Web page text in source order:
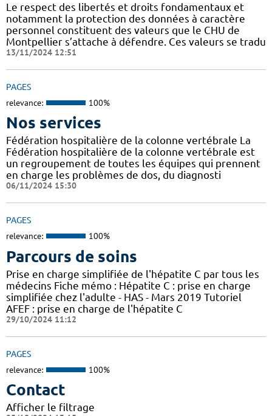
Le respect des libertés et droits fondamentaux et
notamment la protection des données à caractère
personnel constituent des valeurs que le CHU de
Montpellier s’attache à défendre. Ces valeurs se tradu
13/11/2024 12:51
PAGES
relevance: 100%
Nos services
Fédération hospitalière de la colonne vertébrale La
Fédération hospitalière de la colonne vertébrale est
un regroupement de toutes les équipes qui prennent
en charge les problèmes de dos, du diagnosti
06/11/2024 15:30
PAGES
relevance: 100%
Parcours de soins
Prise en charge simplifiée de l'hépatite C par tous les
médecins Fiche mémo : Hépatite C : prise en charge
simplifiée chez l'adulte - HAS - Mars 2019 Tutoriel
AFEF : prise en charge de l'hépatite C
29/10/2024 11:12
PAGES
relevance: 100%
Contact
Afficher le filtrage